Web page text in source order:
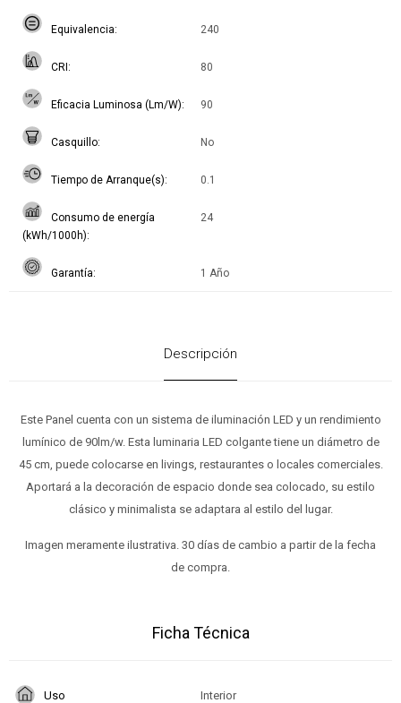
Equivalencia 240
CRI 80
Eficacia Luminosa (Lm/W) 90
Casquillo No
Tiempo de Arranque(s) 0.1
Consumo de energía
(kWh/1000h)
24
Garantía 1 Año
Descripción
Este Panel cuenta con un sistema de iluminación LED y un rendimiento
lumínico de 90lm/w. Esta luminaria LED colgante tiene un diámetro de
45 cm, puede colocarse en livings, restaurantes o locales comerciales.
Aportará a la decoración de espacio donde sea colocado, su estilo
clásico y minimalista se adaptara al estilo del lugar.
Imagen meramente ilustrativa. 30 días de cambio a partir de la fecha
de compra.
Ficha Técnica
Uso Interior